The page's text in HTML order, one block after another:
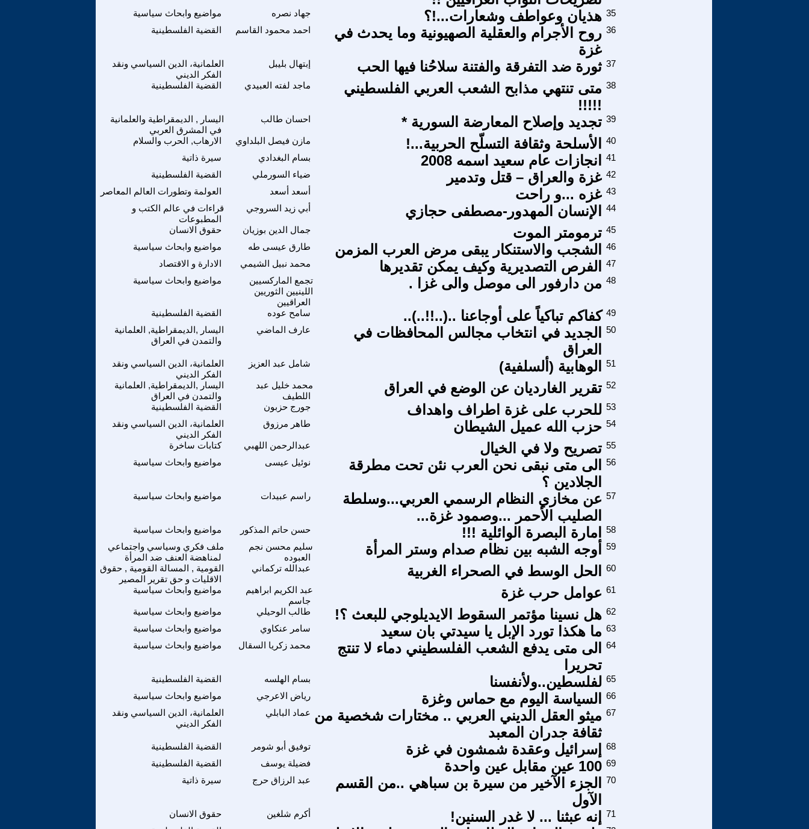
مواضيع وابحاث سياسية جهاد نصره هذيان وعواطف وشعارات...!؟ 35
القضية الفلسطينية
احمد محمود القاسم
روح الأجرام والعقلية الصهيونية وما يحدث في
غزة
36
العلمانية، الدين السياسي ونقد
الفكر الديني
إبتهال بليبل ثورة ضد التفرقة والفتنة سلاحُنا فيها الحب 37
القضية الفلسطينية ماجد لفته العبيدي
متى تنتهي مذابح الشعب العربي الفلسطيني
!!!!!
38
اليسار , الديمقراطية والعلمانية
في المشرق العربي
احسان طالب تجديد وإصلاح المعارضة السورية * 39
الارهاب, الحرب والسلام مازن فيصل البلداوي الأسلحة وثقافة التسلّح الحربية...!
40
سيرة ذاتية
بسام البغدادي انجازات عام سعيد اسمه 2008
41
القضية الفلسطينية
ضياء السورملي غزة والعراق – قتل وتدمير 42
العولمة وتطورات العالم المعاصر
أسعد أسعد غزه ...و راحت 43
قراءات في عالم الكتب و
المطبوعات
أبي زيد السروجي الإنسان المهدور-مصطفى حجازي 44
حقوق الانسان جمال الدين بوزيان ترمومتر الموت 45
مواضيع وابحاث سياسية
طارق عيسى طه الشجب والاستنكار يبقى مرض العرب المزمن
46
الادارة و الاقتصاد
محمد نبيل الشيمي الفرص التصديرية وكيف يمكن تقديرها
47
مواضيع وابحاث سياسية
تجمع الماركسيين
اللينيين الثوريين
العراقيين
من دارفور الى موصل والى غزا . 48
القضية الفلسطينية سامح عوده كفاكم تباكياً على أوجاعنا ..(..!!..).. 49
اليسار ,الديمقراطية, العلمانية
والتمدن في العراق
عارف الماضي
الجديد في انتخاب مجالس المحافظات في
العراق
50
العلمانية، الدين السياسي ونقد
الفكر الديني
شامل عبد العزيز الوهابية (ألسلفية) 51
اليسار ,الديمقراطية, العلمانية
والتمدن في العراق
محمد خليل عبد
اللطيف
تقرير الغارديان عن الوضع في العراق 52
القضية الفلسطينية جورج حزبون للحرب على غزة اطراف واهداف 53
العلمانية، الدين السياسي ونقد
الفكر الديني
طاهر مرزوق حزب الله عميل الشيطان 54
كتابات ساخرة عبدالرحمن اللهبي تصريح ولا في الخيال 55
مواضيع وابحاث سياسية
نوئيل عيسى
الى متى نبقى نحن العرب نئن تحت مطرقة
الجلادين ؟
56
مواضيع وابحاث سياسية راسم عبيدات
عن مخازي النظام الرسمي العربي...وسلطة
الصليب الأحمر ...وصمود غزة...
57
مواضيع وابحاث سياسية حسن حاتم المذكور امارة البصرة الوائلية !!!
58
ملف فكري وسياسي واجتماعي
لمناهضة العنف ضد المرأة
سليم محسن نجم
العبوده
أوجه الشبه بين نظام صدام وستر المرأة 59
القومية , المسالة القومية , حقوق
الاقليات و حق تقرير المصير
عبدالله تركماني الحل الوسط في الصحراء الغربية 60
مواضيع وابحاث سياسية
عبد الكريم ابراهيم
جاسم
عوامل حرب غزة 61
مواضيع وابحاث سياسية طالب الوحيلي هل نسينا مؤتمر السقوط الايديلوجي للبعث ؟! 62
مواضيع وابحاث سياسية
سامر عنكاوي ما هكذا تورد الإبل يا سيدتي بان سعيد 63
مواضيع وابحاث سياسية
محمد زكريا السقال
الى متى يدفع الشعب الفلسطيني دماء لا تنتج
تحريرا
64
القضية الفلسطينية بسام الهلسه لفلسطين..ولأنفسنا 65
مواضيع وابحاث سياسية
رياض الاعرجي السياسة اليوم مع حماس وغزة
66
العلمانية، الدين السياسي ونقد
الفكر الديني
عماد البابلي ميثو العقل الديني العربي .. مختارات شخصية من
ثقافة جدران المعبد
67
القضية الفلسطينية توفيق أبو شومر إسرائيل وعقدة شمشون في غزة
68
القضية الفلسطينية
فضيلة يوسف 100 عين مقابل عين واحدة 69
سيرة ذاتية
عبد الرزاق حرج
الجزء الآخير من سيرة بن سباهي ..من القسم
الآول
70
حقوق الانسان أكرم شلغين إنه عبثنا ... لا غدر السنين!
71